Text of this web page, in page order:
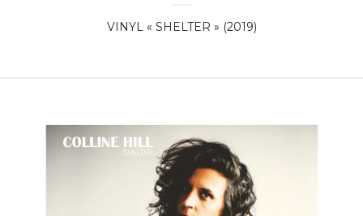
VINYL « SHELTER » (2019)